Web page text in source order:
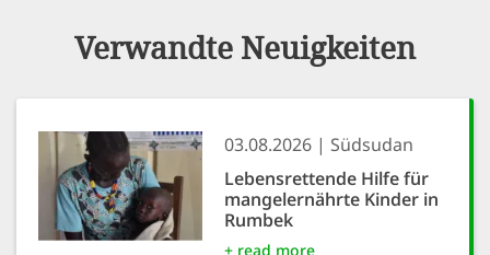
Verwandte Neuigkeiten
03.08.2026
Südsudan
Lebensrettende Hilfe für
mangelernährte Kinder in
Rumbek
+ read more